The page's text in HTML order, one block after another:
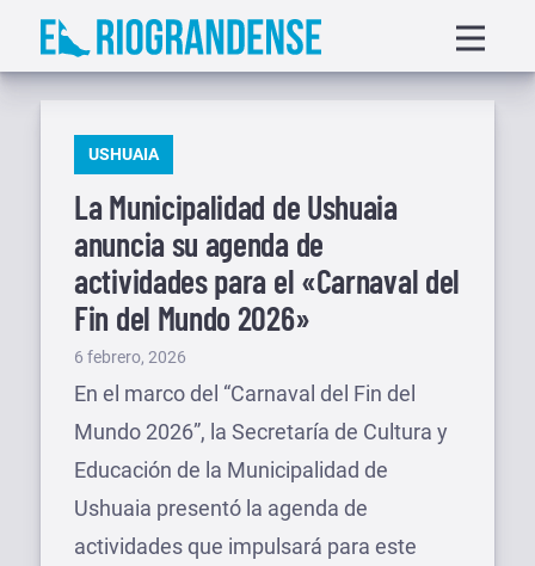
Saltar
menu
PUBLICADO
USHUAIA
La Municipalidad de Ushuaia
anuncia su agenda de
actividades para el «Carnaval del
Fin del Mundo 2026»
Publicado
el
6 febrero, 2026
En el marco del “Carnaval del Fin del
Mundo 2026”, la Secretaría de Cultura y
Educación de la Municipalidad de
Ushuaia presentó la agenda de
actividades que impulsará para este